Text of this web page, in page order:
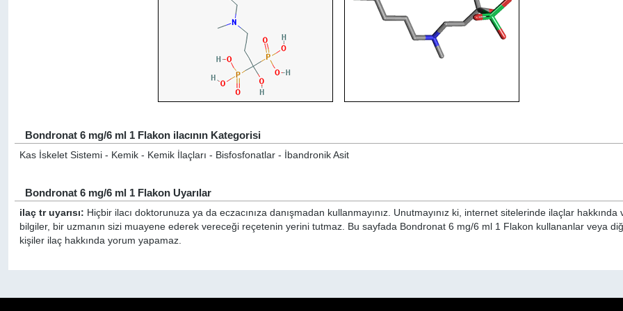
Bondronat 6 mg/6 ml 1 Flakon ilacının Kategorisi
Kas İskelet Sistemi - Kemik - Kemik İlaçları - Bisfosfonatlar - İbandronik Asit
Bondronat 6 mg/6 ml 1 Flakon Uyarılar
ilaç tr uyarısı: Hiçbir ilacı doktorunuza ya da eczacınıza danışmadan kullanmayınız. Unutmayınız ki, internet sitelerinde ilaçlar hakkında
bilgiler, bir uzmanın sizi muayene ederek vereceği reçetenin yerini tutmaz. Bu sayfada Bondronat 6 mg/6 ml 1 Flakon kullananlar veya
kişiler ilaç hakkında yorum yapamaz.